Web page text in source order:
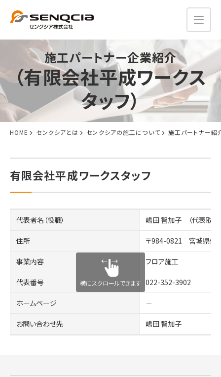
HOME センクシアとは センクシアの施工について 施工パートナー紹
施工パートナー企業紹介
（有限会社平成ワークス
タッフ）
有限会社平成ワークスタッフ
代表者名（役職） 嶋田 智加子 （代表取締
住所 〒984-0821 宮城県仙
事業内容 フロア施工
代表番号 022-352-3902
ホームページ －
お問い合わせ先 嶋田 智加子
横にスクロールできます